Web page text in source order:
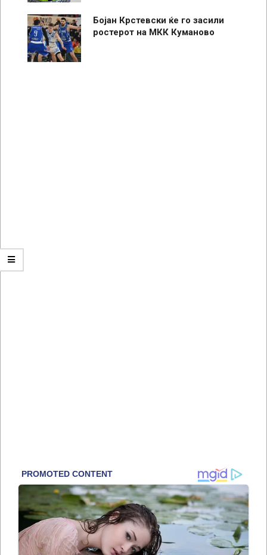
Бојан Крстевски ќе го засили
ростерот на МКК Куманово